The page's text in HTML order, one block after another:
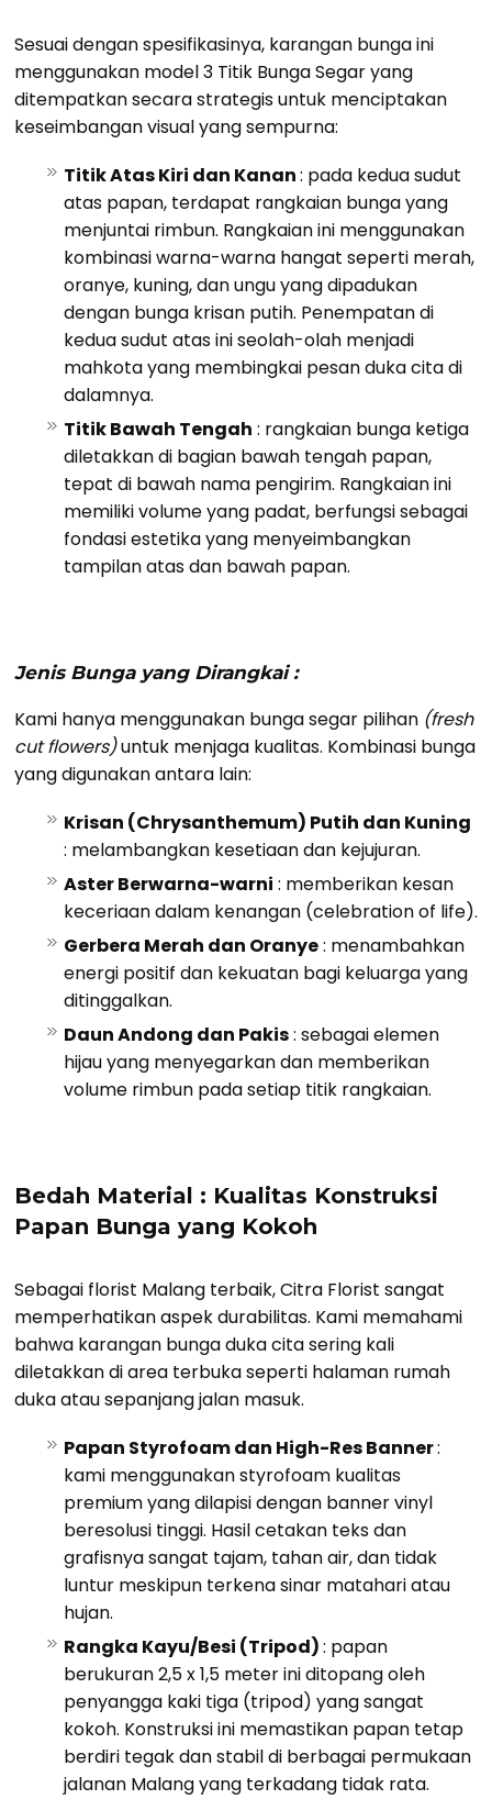
Sesuai dengan spesifikasinya, karangan bunga ini
menggunakan model 3 Titik Bunga Segar yang
ditempatkan secara strategis untuk menciptakan
keseimbangan visual yang sempurna:
Titik Atas Kiri dan Kanan: pada kedua sudut
atas papan, terdapat rangkaian bunga yang
menjuntai rimbun. Rangkaian ini menggunakan
kombinasi warna-warna hangat seperti merah,
oranye, kuning, dan ungu yang dipadukan
dengan bunga krisan putih. Penempatan di
kedua sudut atas ini seolah-olah menjadi
mahkota yang membingkai pesan duka cita di
dalamnya.
Titik Bawah Tengah : rangkaian bunga ketiga
diletakkan di bagian bawah tengah papan,
tepat di bawah nama pengirim. Rangkaian ini
memiliki volume yang padat, berfungsi sebagai
fondasi estetika yang menyeimbangkan
tampilan atas dan bawah papan.
Jenis Bunga yang Dirangkai :
Kami hanya menggunakan bunga segar pilihan (fresh
cut flowers)untuk menjaga kualitas. Kombinasi bunga
yang digunakan antara lain:
Krisan (Chrysanthemum) Putih dan Kuning
: melambangkan kesetiaan dan kejujuran.
Aster Berwarna-warni : memberikan kesan
keceriaan dalam kenangan (celebration of life).
Gerbera Merah dan Oranye: menambahkan
energi positif dan kekuatan bagi keluarga yang
ditinggalkan.
Daun Andong dan Pakis: sebagai elemen
hijau yang menyegarkan dan memberikan
volume rimbun pada setiap titik rangkaian.
Bedah Material : Kualitas Konstruksi
Papan Bunga yang Kokoh
Sebagai florist Malang terbaik, Citra Florist sangat
memperhatikan aspek durabilitas. Kami memahami
bahwa karangan bunga duka cita sering kali
diletakkan di area terbuka seperti halaman rumah
duka atau sepanjang jalan masuk.
Papan Styrofoam dan High-Res Banner:
kami menggunakan styrofoam kualitas
premium yang dilapisi dengan banner vinyl
beresolusi tinggi. Hasil cetakan teks dan
grafisnya sangat tajam, tahan air, dan tidak
luntur meskipun terkena sinar matahari atau
hujan.
Rangka Kayu/Besi (Tripod): papan
berukuran 2,5 x 1,5 meter ini ditopang oleh
penyangga kaki tiga (tripod) yang sangat
kokoh. Konstruksi ini memastikan papan tetap
berdiri tegak dan stabil di berbagai permukaan
jalanan Malang yang terkadang tidak rata.